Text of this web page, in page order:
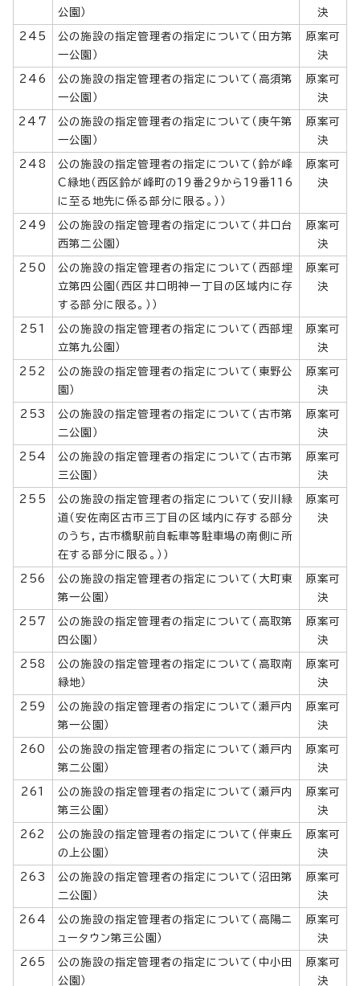
公園）
決
245
公の施設の指定管理者の指定について（田方第
一公園）
原案可
決
246
公の施設の指定管理者の指定について（高須第
一公園）
原案可
決
247
公の施設の指定管理者の指定について（庚午第
一公園）
原案可
決
248
公の施設の指定管理者の指定について（鈴が峰
C緑地（西区鈴が峰町の19番29から19番116
に至る地先に係る部分に限る。））
原案可
決
249
公の施設の指定管理者の指定について（井口台
西第二公園）
原案可
決
250
公の施設の指定管理者の指定について（西部埋
立第四公園（西区井口明神一丁目の区域内に存
する部分に限る。））
原案可
決
251
公の施設の指定管理者の指定について（西部埋
立第九公園）
原案可
決
252
公の施設の指定管理者の指定について（東野公
園）
原案可
決
253
公の施設の指定管理者の指定について（古市第
二公園）
原案可
決
254
公の施設の指定管理者の指定について（古市第
三公園）
原案可
決
255
公の施設の指定管理者の指定について（安川緑
道（安佐南区古市三丁目の区域内に存する部分
のうち，古市橋駅前自転車等駐車場の南側に所
在する部分に限る。））
原案可
決
256
公の施設の指定管理者の指定について（大町東
第一公園）
原案可
決
257
公の施設の指定管理者の指定について（高取第
四公園）
原案可
決
258
公の施設の指定管理者の指定について（高取南
緑地）
原案可
決
259
公の施設の指定管理者の指定について（瀬戸内
第一公園）
原案可
決
260
公の施設の指定管理者の指定について（瀬戸内
第二公園）
原案可
決
261
公の施設の指定管理者の指定について（瀬戸内
第三公園）
原案可
決
262
公の施設の指定管理者の指定について（伴東丘
の上公園）
原案可
決
263
公の施設の指定管理者の指定について（沼田第
二公園）
原案可
決
264
公の施設の指定管理者の指定について（高陽ニ
ュータウン第三公園）
原案可
決
265
公の施設の指定管理者の指定について（中小田
公園）
原案可
決